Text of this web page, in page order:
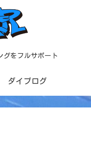
をフルサポート
ダイブログ